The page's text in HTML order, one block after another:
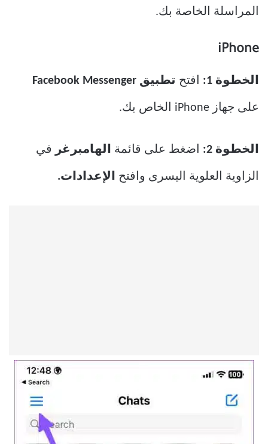
المراسلة الخاصة بك.
iPhone
الخطوة 1: افتح تطبيق Facebook Messenger
على جهاز iPhone الخاص بك.
الخطوة 2: اضغط على قائمة الهامبرغر في
الزاوية العلوية اليسرى وافتح الإعدادات.